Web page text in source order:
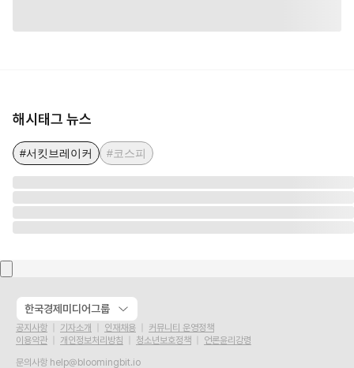
해시태그 뉴스
#서킷브레이커 #코스피
한국경제미디어그룹
공지사항 기자소개 인재채용
커뮤니티 운영정책
이용약관
개인정보처리방침 청소년보호정책
언론윤리강령
문의사항 help@bloomingbit.io